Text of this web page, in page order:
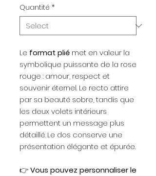
Quantité *
Le format plié met en valeur la
symbolique puissante de la rose
rouge : amour, respect et
souvenir éternel. Le recto attire
par sa beauté sobre, tandis que
les deux volets intérieurs
permettent un message plus
détaillé. Le dos conserve une
présentation élégante et épurée.
👉Vous pouvez personnaliser le